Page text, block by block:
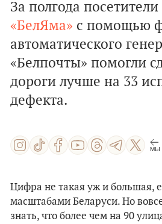
За полгода посетители
«БелЯма» с помощью
автоматического
«Белпочты» помогли
дороги лучше на 33
дефекта.
МЫ
Цифра не такая уж и большая,
масштабами Беларуси. Но
знать, что более чем на 90